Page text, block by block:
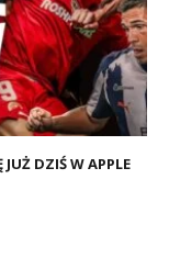
DZIŚ W APPLE